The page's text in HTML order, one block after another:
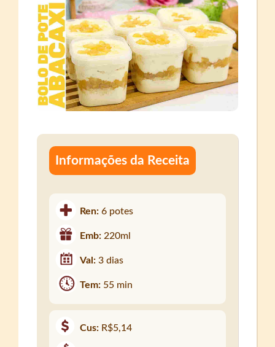
Informações da Receita
Ren:6 potes
Emb:220ml
Val:3 dias
Tem: 55 min
Cus: R$5,14